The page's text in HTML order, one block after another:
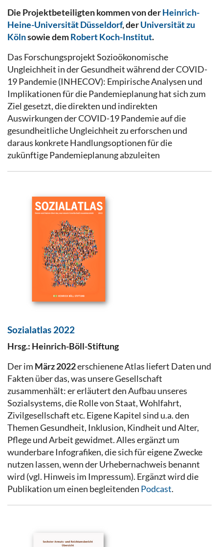
Die Projektbeteiligten kommen von derHeinrich-
Heine-Universität Düsseldorf, derUniversität zu
Kölnsowie demRobert Koch-Institut.
Das Forschungsprojekt Sozioökonomische
Ungleichheit in der Gesundheit während der COVID-
19 Pandemie (INHECOV): Empirische Analysen und
Implikationen für die Pandemieplanung hat sich zum
Ziel gesetzt, die direkten und indirekten
Auswirkungen der COVID-19 Pandemie auf die
gesundheitliche Ungleichheit zu erforschen und
daraus konkrete Handlungsoptionen für die
zukünftige Pandemieplanung abzuleiten
Sozialatlas 2022
Hrsg.: Heinrich-Böll-Stiftung
Der im März 2022erschienene Atlas liefert Daten und
Fakten über das, was unsere Gesellschaft
zusammenhält: er erläutert den Aufbau unseres
Sozialsystems, die Rolle von Staat, Wohlfahrt,
Zivilgesellschaft etc. Eigene Kapitel sind u.a. den
Themen Gesundheit, Inklusion, Kindheit und Alter,
Pflege und Arbeit gewidmet. Alles ergänzt um
wunderbare Infografiken, die sich für eigene Zwecke
nutzen lassen, wenn der Urhebernachweis benannt
wird (vgl. Hinweis im Impressum). Ergänzt wird die
Publikation um einen begleitenden Podcast.